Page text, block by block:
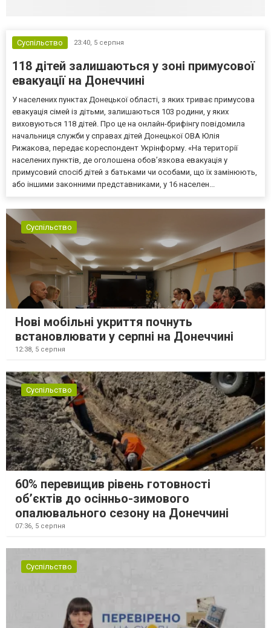
Суспільство 23:40, 5 серпня
118 дітей залишаються у зоні примусової
евакуації на Донеччині
У населених пунктах Донецької області, з яких триває примусова
евакуація сімей із дітьми, залишаються 103 родини, у яких
виховуються 118 дітей. Про це на онлайн-брифінгу повідомила
начальниця служби у справах дітей Донецької ОВА Юлія
Рижакова, передає кореспондент Укрінформу. «На території
населених пунктів, де оголошена обов’язкова евакуація у
примусовий спосіб дітей з батьками чи особами, що їх замінюють,
або іншими законними представниками, у 16 населен...
Суспільство
Нові мобільні укриття почнуть
встановлювати у серпні на Донеччині
12:38, 5 серпня
Суспільство
60% перевищив рівень готовності
об’єктів до осінньо-зимового
опалювального сезону на Донеччині
07:36, 5 серпня
Суспільство